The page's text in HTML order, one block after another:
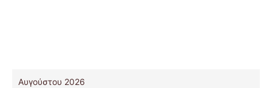
Αυγούστου 2026